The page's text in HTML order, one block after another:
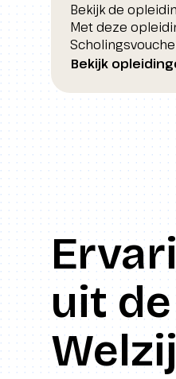
Bekijk de
Met deze
Bekijk
uit